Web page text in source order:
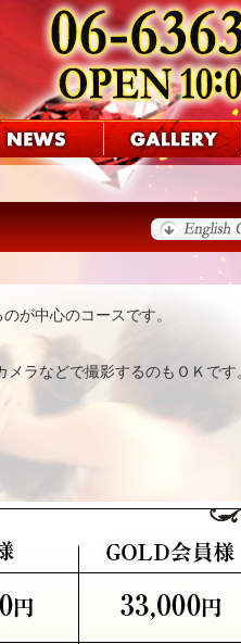
が中心のコースです。
ラなどで撮影するのもＯＫです